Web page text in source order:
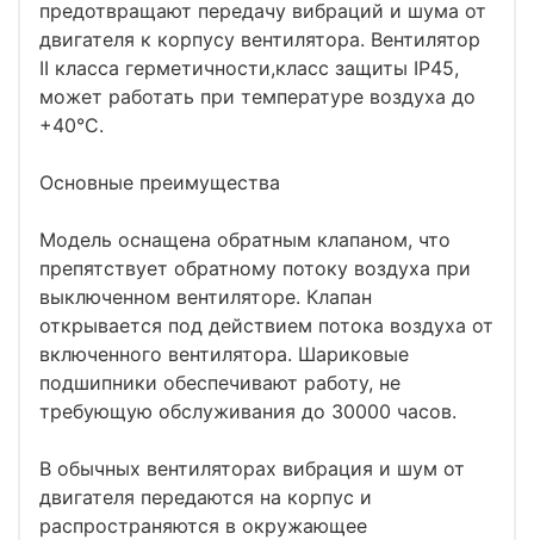
предотвращают передачу вибраций и шума от
двигателя к корпусу вентилятора. Вентилятор
II класса герметичности,класс защиты IP45,
может работать при температуре воздуха до
+40°C.
Основные преимущества
Модель оснащена обратным клапаном, что
препятствует обратному потоку воздуха при
выключенном вентиляторе. Клапан
открывается под действием потока воздуха от
включенного вентилятора. Шариковые
подшипники обеспечивают работу, не
требующую обслуживания до 30000 часов.
В обычных вентиляторах вибрация и шум от
двигателя передаются на корпус и
распространяются в окружающее